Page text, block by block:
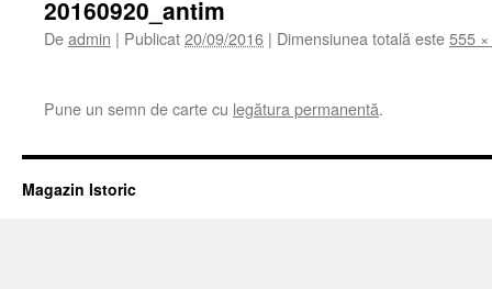
20160920_antim
Deadmin | Publicat20/09/2016 | Dimensiunea totală este555
Pune un semn de carte cu legătura permanentă.
Magazin Istoric